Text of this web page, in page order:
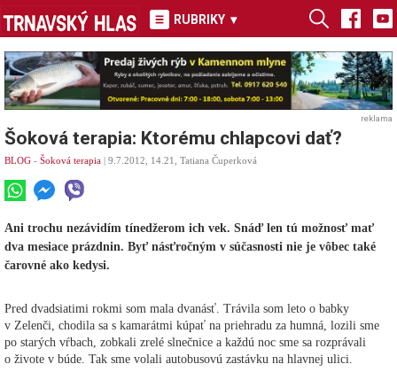
RUBRIKY ▾
reklama
Šoková terapia: Ktorému chlapcovi dať?
BLOG - Šoková terapia | 9.7.2012, 14.21, Tatiana Čuperková
Ani trochu nezávidím tínedžerom ich vek. Snáď len tú možnosť mať
dva mesiace prázdnin. Byť násťročným v súčasnosti nie je vôbec také
čarovné ako kedysi.
Pred dvadsiatimi rokmi som mala dvanásť. Trávila som leto o babky
v Zelenči, chodila sa s kamarátmi kúpať na priehradu za humná, lozili sme
po starých vŕbach, zobkali zrelé slnečnice a každú noc sme sa rozprávali
o živote v búde. Tak sme volali autobusovú zastávku na hlavnej ulici.